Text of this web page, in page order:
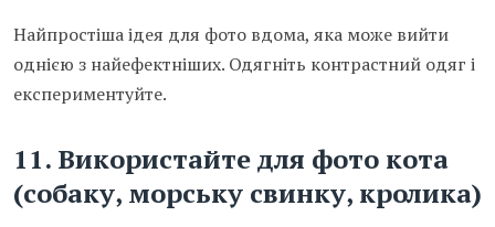
Найпростіша ідея для фото вдома, яка може вийти
однією з найефектніших. Одягніть контрастний одяг і
експериментуйте.
11. Використайте для фото кота
(собаку, морську свинку, кролика)